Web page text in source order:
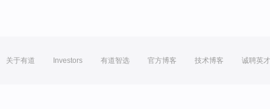
关于有道 Investors 有道智选 官方博客 技术博客 诚聘英才